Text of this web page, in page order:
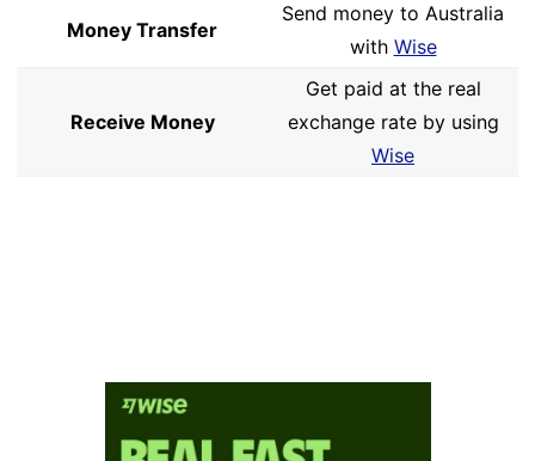
Money Transfer
Send money to Australia
with Wise
Receive Money
Get paid at the real
exchange rate by using
Wise